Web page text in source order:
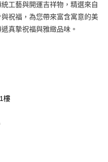
運費
工藝與開運吉祥物，精選來自
祝福，為您帶來富含寓意的美
真摯祝福與雅緻品味。
樓